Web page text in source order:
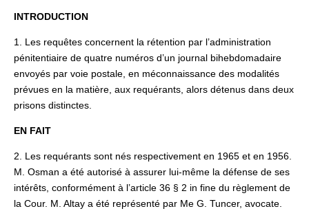
INTRODUCTION
1. Les requêtes concernent la rétention par l’administration
pénitentiaire de quatre numéros d’un journal bihebdomadaire
envoyés par voie postale, en méconnaissance des modalités
prévues en la matière, aux requérants, alors détenus dans deux
prisons distinctes.
EN FAIT
2. Les requérants sont nés respectivement en 1965 et en 1956.
M. Osman a été autorisé à assurer lui-même la défense de ses
intérêts, conformément à l’article 36 § 2 in fine du règlement de
la Cour. M. Altay a été représenté par Me G. Tuncer, avocate.